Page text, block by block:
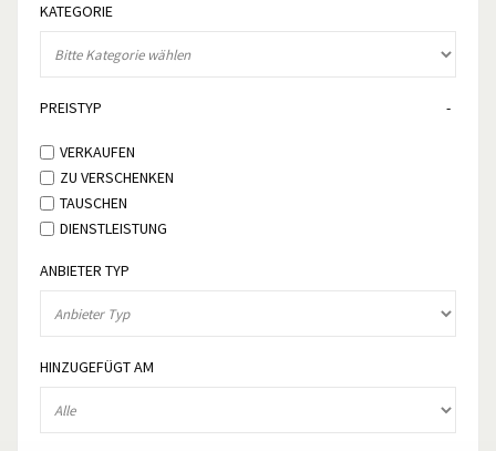
KATEGORIE
PREISTYP
VERKAUFEN
ZU VERSCHENKEN
TAUSCHEN
DIENSTLEISTUNG
ANBIETER TYP
HINZUGEFÜGT AM